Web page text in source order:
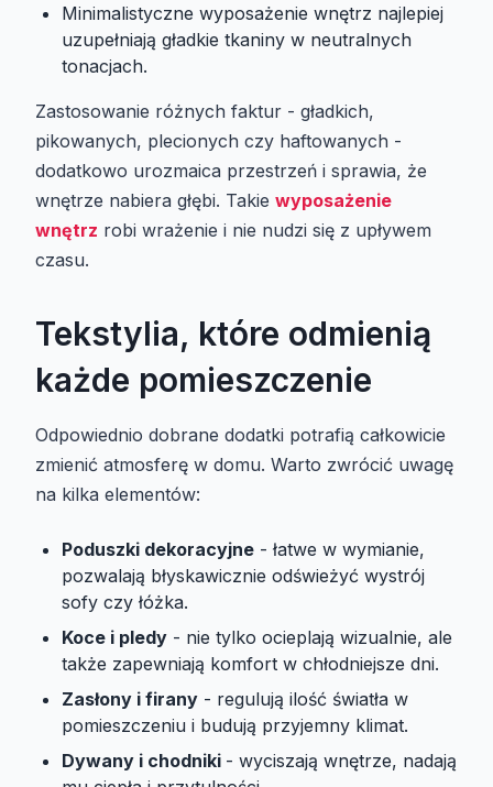
Minimalistyczne wyposażenie wnętrz najlepiej
uzupełniają gładkie tkaniny w neutralnych
tonacjach.
Zastosowanie różnych faktur - gładkich,
pikowanych, plecionych czy haftowanych -
dodatkowo urozmaica przestrzeń i sprawia, że
wnętrze nabiera głębi. Takie wyposażenie
wnętrz robi wrażenie i nie nudzi się z upływem
czasu.
Tekstylia, które odmienią
każde pomieszczenie
Odpowiednio dobrane dodatki potrafią całkowicie
zmienić atmosferę w domu. Warto zwrócić uwagę
na kilka elementów:
Poduszki dekoracyjne - łatwe w wymianie,
pozwalają błyskawicznie odświeżyć wystrój
sofy czy łóżka.
Koce i pledy - nie tylko ocieplają wizualnie, ale
także zapewniają komfort w chłodniejsze dni.
Zasłony i firany - regulują ilość światła w
pomieszczeniu i budują przyjemny klimat.
Dywany i chodniki - wyciszają wnętrze, nadają